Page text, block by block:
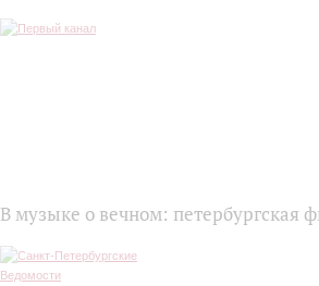
В музыке о вечном: петербургская